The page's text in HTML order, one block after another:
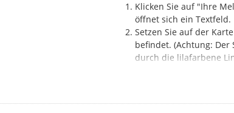
Klicken Sie auf "Ihre
öffnet sich ein Textfeld.
Setzen Sie auf der
befindet. (Achtung: Der
durch die lilafarbene
Beschreiben Sie im